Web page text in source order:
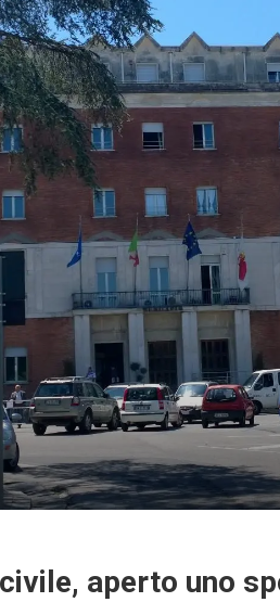
aperto uno